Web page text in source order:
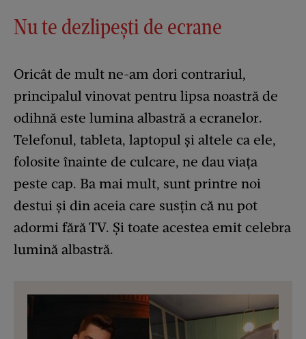
Nu te dezlipești de ecrane
Oricât de mult ne-am dori contrariul,
principalul vinovat pentru lipsa noastră de
odihnă este lumina albastră a ecranelor.
Telefonul, tableta, laptopul și altele ca ele,
folosite înainte de culcare, ne dau viața
peste cap. Ba mai mult, sunt printre noi
destui și din aceia care susțin că nu pot
adormi fără TV. Și toate acestea emit celebra
lumină albastră.